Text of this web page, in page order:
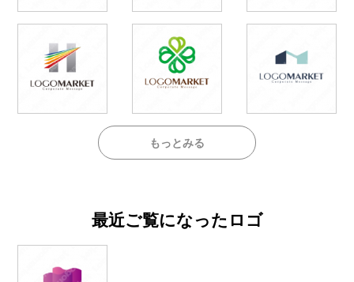
もっとみる
最近ご覧になったロゴ